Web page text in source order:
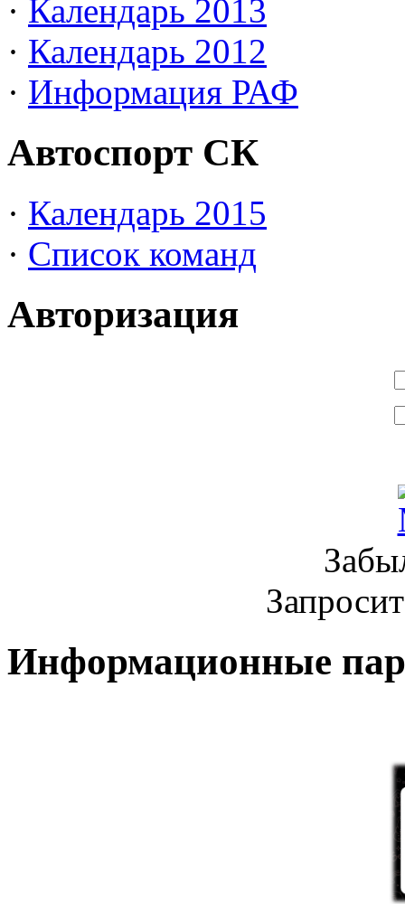
· Календарь 2013
· Календарь 2012
· Информация РАФ
Автоспорт СК
· Календарь 2015
· Список команд
Авторизация
Информационные